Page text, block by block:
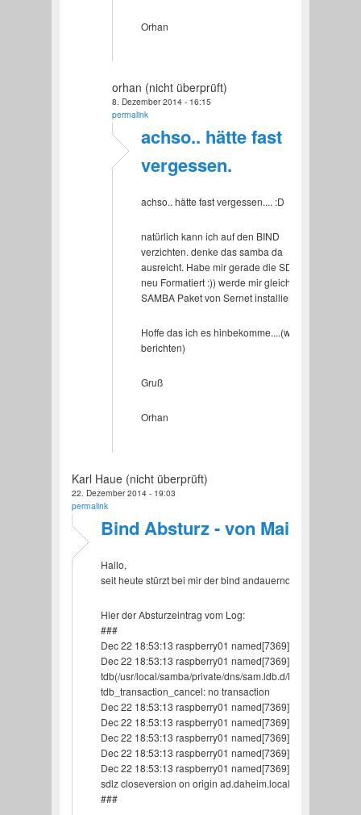
Orhan
orhan (nicht überprüft)
8. Dezember 2014 - 16:15
permalink
achso.. hätte fast
vergessen.
achso.. hätte fast vergessen.... :D
natürlich kann ich auf den BIND
verzichten. denke das samba da
ausreicht. Habe mir gerade die SD Karte
neu Formatiert :)) werde mir gleich das
SAMBA Paket von Sernet installieren.
Hoffe das ich es hinbekomme....(werde
berichten)
Gruß
Orhan
Karl Haue (nicht überprüft)
22. Dezember 2014 - 19:03
permalink
Bind Absturz - von Mai bis
Hallo,
seit heute stürzt bei mir der bind andauernd ab. Starte ich
Hier der Absturzeintrag vom Log:
###
Dec 22 18:53:13 raspberry01 named[7369]: samba_dlz:
Dec 22 18:53:13 raspberry01 named[7369]: samba_dlz:
tdb(/usr/local/samba/private/dns/sam.ldb.d/
tdb_transaction_cancel: no transaction
Dec 22 18:53:13 raspberry01 named[7369]: samba_dlz:
Dec 22 18:53:13 raspberry01 named[7369]: samba_dlz:
Dec 22 18:53:13 raspberry01 named[7369]: sdlz
Dec 22 18:53:13 raspberry01 named[7369]: db.c:463:
Dec 22 18:53:13 raspberry01 named[7369]: exiting (due to
sdlz closeversion on origin ad.daheim.local failed
###